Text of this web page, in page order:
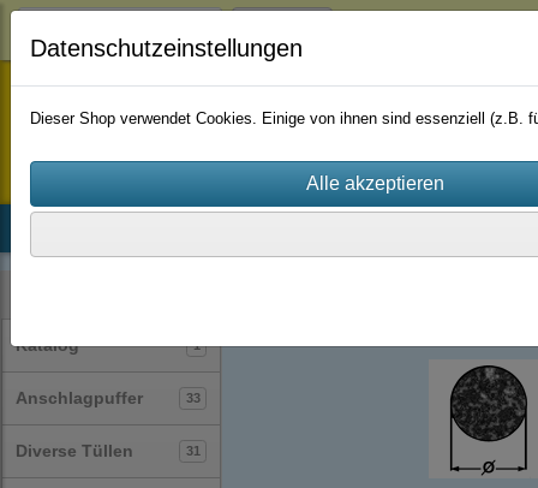
staufenbiel-berlin
Katalog 1
Anschlagpuffer 33
Diverse Tüllen 31
Datenschutzeinstellungen
Dieser Shop verwendet Cookies. Einige von ihnen sind essenziell (z.B.